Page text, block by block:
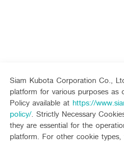
Siam Kubota Corporation Co.,
platform for various purposes as
Policy available at https://
policy/. Strictly Necessary
they are essential for the
platform. For other cookie
เสียมเครื่องมือการเกษตรสำหรับ
สำหรับการขุดหลุมขนาดเล็กและลึ
เคียวเครื่องมือการเกษตรสำหรับ
ข้าวที่กอไม่ใหญ่มากนัก
ขวาน เครื่องมือการเกษตรสำหรับก
Sitemap
Agriculture
Tractor
Tractor implementFollow up channel